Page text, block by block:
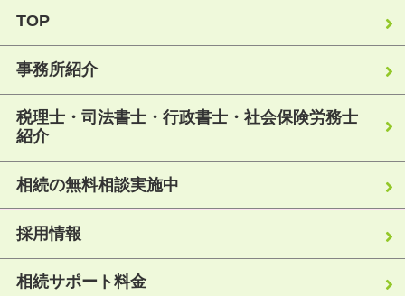
TOP
事務所紹介
税理士・司法書士・行政書士・社会保険労務士
紹介
相続の無料相談実施中
採用情報
相続サポート料金